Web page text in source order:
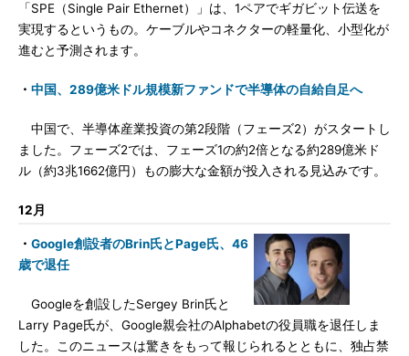
「SPE（Single Pair Ethernet）」は、1ペアでギガビット伝送を
実現するというもの。ケーブルやコネクターの軽量化、小型化が
進むと予測されます。
・ 中国、289億米ドル規模新ファンドで半導体の自給自足へ
中国で、半導体産業投資の第2段階（フェーズ2）がスタートし
ました。フェーズ2では、フェーズ1の約2倍となる約289億米ド
ル（約3兆1662億円）もの膨大な金額が投入される見込みです。
12月
・ Google創設者のBrin氏とPage氏、46
歳で退任
Googleを創設したSergey Brin氏と
Larry Page氏が、Google親会社のAlphabetの役員職を退任しま
した。このニュースは驚きをもって報じられるとともに、独占禁